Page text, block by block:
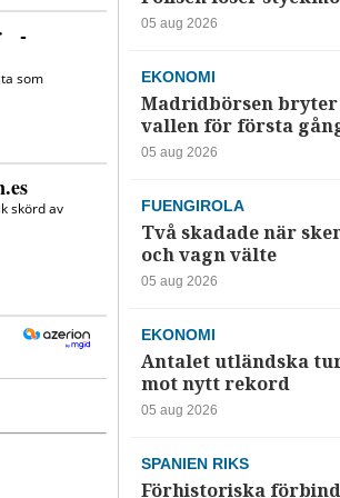
05 aug 2026
EKONOMI
Madridbörsen bryter
vallen för första
05 aug 2026
FUENGIROLA
Två skadade när
och vagn välte
05 aug 2026
EKONOMI
Antalet utländska
mot nytt rekord
05 aug 2026
SPANIEN RIKS
Förhistoriska